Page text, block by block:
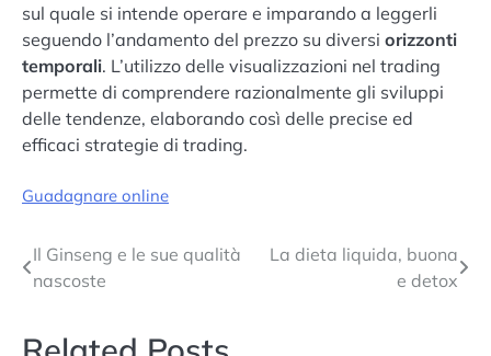
sul quale si intende operare e imparando a leggerli
seguendo l’andamento del prezzo su diversi orizzonti
temporali. L’utilizzo delle visualizzazioni nel trading
permette di comprendere razionalmente gli sviluppi
delle tendenze, elaborando così delle precise ed
efficaci strategie di trading.
Guadagnare online
Navigazione
Il Ginseng e le sue qualità
nascoste
La dieta liquida, buona
e detox